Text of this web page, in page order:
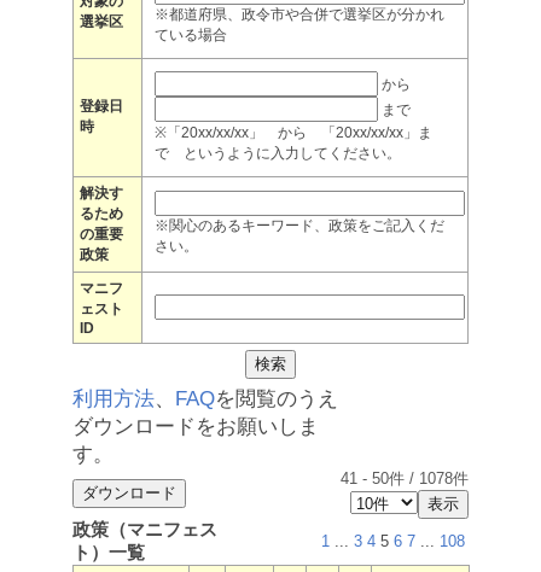
選挙区
※都道府県、政令市や合併で選挙区が分かれ
ている場合
登録日
時
から
まで
※「20xx/xx/xx」 から 「20xx/xx/xx」ま
で というように入力してください。
解決す
るため
の重要
政策
※関心のあるキーワード、政策をご記入くだ
さい。
マニフ
ェスト
ID
利用方法、 FAQを閲覧のうえ
ダウンロードをお願いしま
す。
41 - 50件 / 1078件
政策（マニフェス
ト）一覧
1 ... 3 4 5 6 7 ... 108